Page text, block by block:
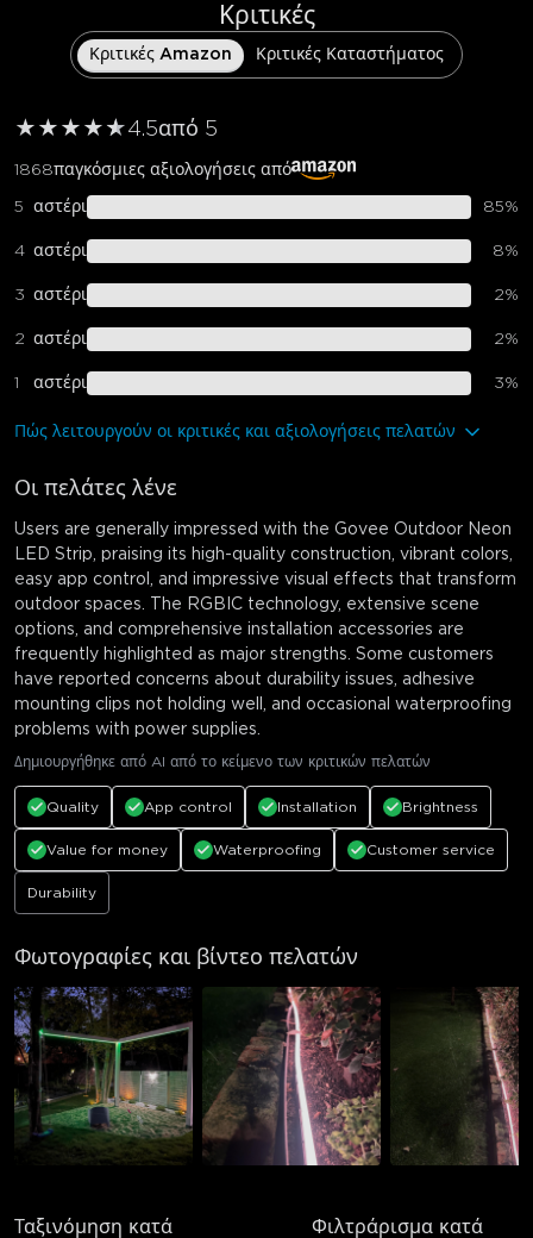
Κριτικές
Κριτικές Amazon Κριτικές Καταστήματος
★ ★ ★ ★ ★
★4.5από 5
1868παγκόσμιες αξιολογήσεις από
5 αστέρι 85%
4 αστέρι 8%
3 αστέρι 2%
2 αστέρι 2%
1 αστέρι 3%
Πώς λειτουργούν οι κριτικές και αξιολογήσεις πελατών
Οι πελάτες λένε
Users are generally impressed with the Govee Outdoor Neon
LED Strip, praising its high-quality construction, vibrant colors,
easy app control, and impressive visual effects that transform
outdoor spaces. The RGBIC technology, extensive scene
options, and comprehensive installation accessories are
frequently highlighted as major strengths. Some customers
have reported concerns about durability issues, adhesive
mounting clips not holding well, and occasional waterproofing
problems with power supplies.
Δημιουργήθηκε από AI από το κείμενο των κριτικών πελατών
Quality App control Installation Brightness
Value for money Waterproofing Customer service
Durability
Φωτογραφίες και βίντεο πελατών
Ταξινόμηση κατά Φιλτράρισμα κατά